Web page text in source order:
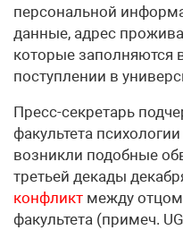
персональной
данные, адрес
которые заполняются
поступлении в
Пресс-секретарь
факультета
возникли подобные
третьей декады
конфликт между отцом
факультета (примеч.